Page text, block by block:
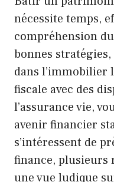
nécessite temps,
compréhension
bonnes stratégies,
dans l’immobilier
fiscale avec des
l’assurance vie,
avenir financier
s’intéressent de
finance, plusieurs
une vue ludique